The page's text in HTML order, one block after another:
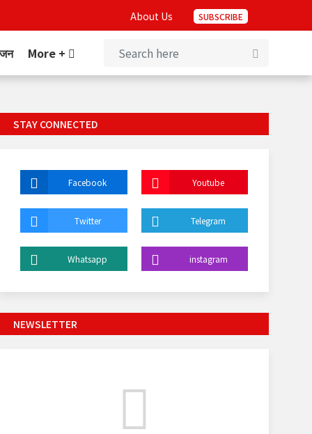
About Us SUBSCRIBE
More +
STAY CONNECTED
Facebook Youtube
Twitter Telegram
Whatsapp instagram
NEWSLETTER